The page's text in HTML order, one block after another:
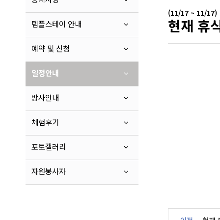
템플스테이 안내
예약 및 신청
일정안내
방사안내
체험후기
포토갤러리
자원봉사자
(11/17 ~ 11/17)
현재 휴